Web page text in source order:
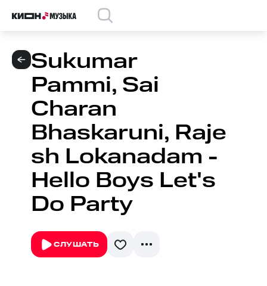
Sukumar
Pammi, Sai
Charan
Bhaskaruni, Raje
sh Lokanadam -
Hello Boys Let's
Do Party
СЛУШАТЬ